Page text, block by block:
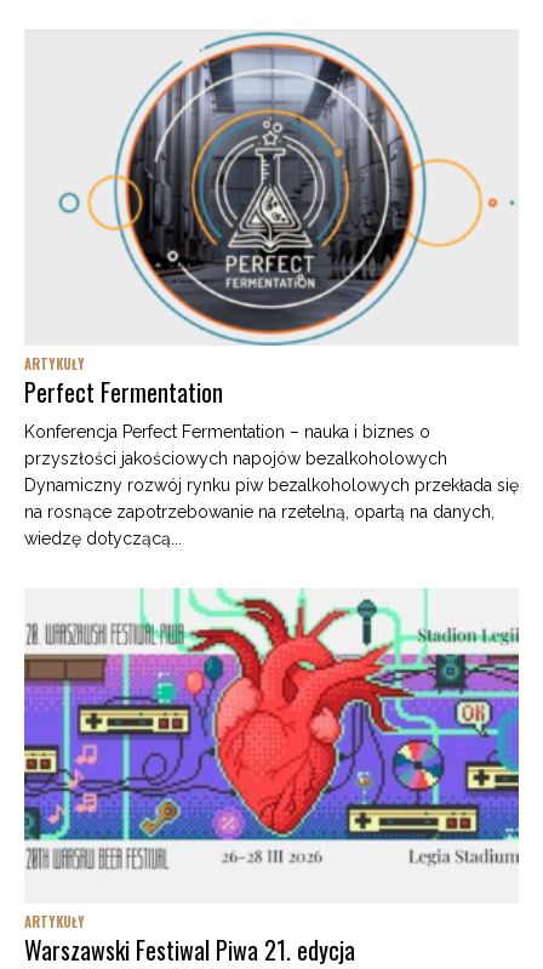
ARTYKUŁY
Perfect Fermentation
Konferencja Perfect Fermentation – nauka i biznes o
przyszłości jakościowych napojów bezalkoholowych
Dynamiczny rozwój rynku piw bezalkoholowych przekłada się
na rosnące zapotrzebowanie na rzetelną, opartą na danych,
wiedzę dotyczącą...
ARTYKUŁY
Warszawski Festiwal Piwa 21. edycja